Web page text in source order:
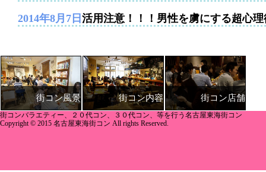
2014年8月7日 活用注意！！！男性を虜にする超心理
街コン風景 街コン内容 街コン店舗
街コンバラエティー、２０代コン、３０代コン、等を行う名古屋東海街コン
Copyright © 2015 名古屋東海街コン All rights Reserved.